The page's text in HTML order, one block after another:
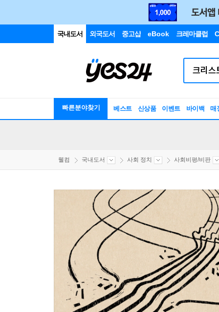
국내도서 외국도서 중고샵 eBook 크레마클럽
빠른분야찾기 베스트 신상품 이벤트 바이백 매
웰컴 국내도서 사회 정치 사회비평/비판